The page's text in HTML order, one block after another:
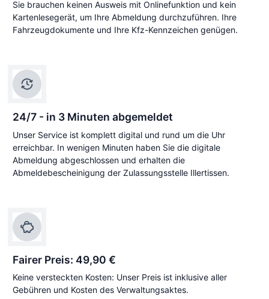
Sie brauchen keinen Ausweis mit Onlinefunktion und kein
Kartenlesegerät, um Ihre Abmeldung durchzuführen. Ihre
Fahrzeugdokumente und Ihre Kfz-Kennzeichen genügen.
24/7 - in 3 Minuten abgemeldet
Unser Service ist komplett digital und rund um die Uhr
erreichbar. In wenigen Minuten haben Sie die digitale
Abmeldung abgeschlossen und erhalten die
Abmeldebescheinigung der Zulassungsstelle Illertissen.
Fairer Preis: 49,90 €
Keine versteckten Kosten: Unser Preis ist inklusive aller
Gebühren und Kosten des Verwaltungsaktes.